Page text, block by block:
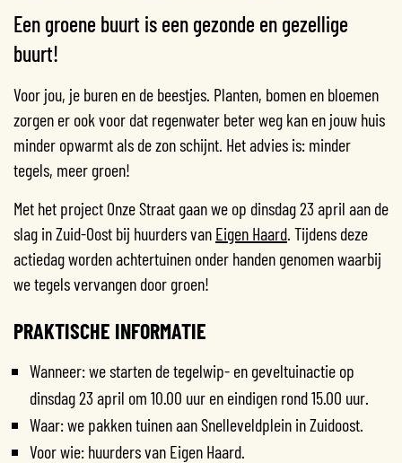
Een groene buurt is een gezonde en gezellige
buurt!
Voor jou, je buren en de beestjes. Planten, bomen en bloemen
zorgen er ook voor dat regenwater beter weg kan en jouw huis
minder opwarmt als de zon schijnt. Het advies is: minder
tegels, meer groen!
Met het project Onze Straat gaan we op dinsdag 23 april aan de
slag in Zuid-Oost bij huurders van Eigen Haard . Tijdens deze
actiedag worden achtertuinen onder handen genomen waarbij
we tegels vervangen door groen!
PRAKTISCHE INFORMATIE
Wanneer: we starten de tegelwip- en geveltuinactie op
dinsdag 23 april om 10.00 uur en eindigen rond 15.00 uur.
Waar: we pakken tuinen aan Snelleveldplein in Zuidoost.
Voor wie: huurders van Eigen Haard.